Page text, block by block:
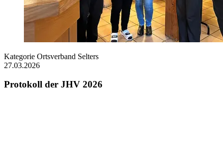
Kategorie Ortsverband Selters
27.03.2026
Protokoll der JHV 2026